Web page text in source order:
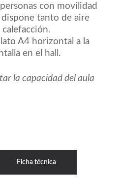
con movilidad
tanto de aire
A4 horizontal a la
en el hall.
la capacidad del aula
Ficha técnica